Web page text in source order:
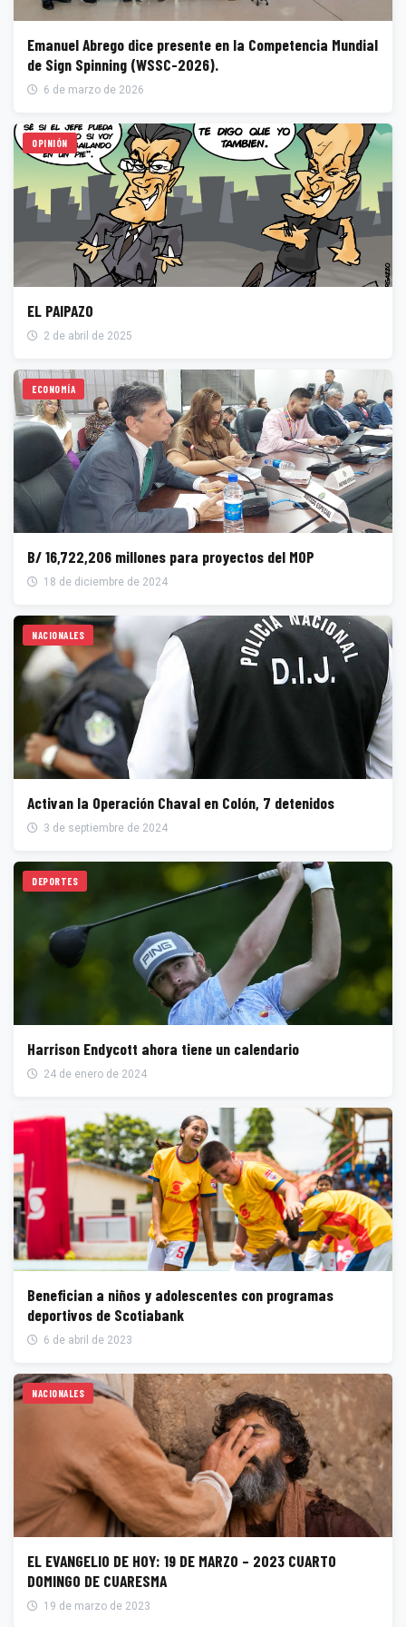
Emanuel Abrego dice presente en la Competencia Mundial
de Sign Spinning (WSSC-2026).
6 de marzo de 2026
OPINIÓN
EL PAIPAZO
2 de abril de 2025
ECONOMÍA
B/ 16,722,206 millones para proyectos del MOP
18 de diciembre de 2024
NACIONALES
Activan la Operación Chaval en Colón, 7 detenidos
3 de septiembre de 2024
DEPORTES
Harrison Endycott ahora tiene un calendario
24 de enero de 2024
Benefician a niños y adolescentes con programas
deportivos de Scotiabank
6 de abril de 2023
NACIONALES
EL EVANGELIO DE HOY: 19 DE MARZO – 2023 CUARTO
DOMINGO DE CUARESMA
19 de marzo de 2023